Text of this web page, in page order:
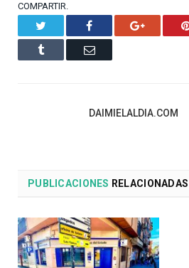
COMPARTIR.
Facebook Google+
Tumblr Email
DAIMIELALDIA.COM
PUBLICACIONES RELACIONADAS